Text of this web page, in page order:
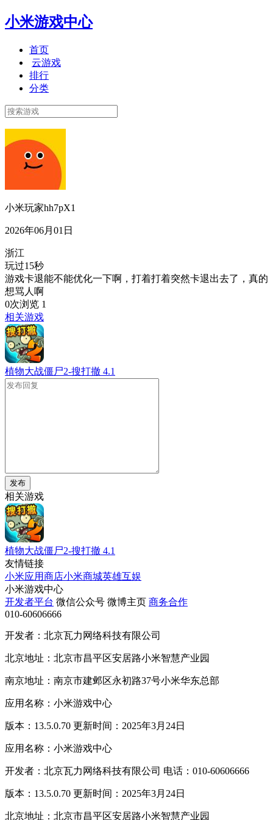
小米游戏中心
首页
云游戏
排行
分类
小米玩家hh7pX1
2026年06月01日
浙江
玩过15秒
游戏卡退能不能优化一下啊，打着打着突然卡退出去了，真的
想骂人啊
0次浏览 1
相关游戏
植物大战僵尸2-搜打撤 4.1
发布
相关游戏
植物大战僵尸2-搜打撤 4.1
友情链接
小米应用商店小米商城英雄互娱
小米游戏中心
开发者平台 微信公众号 微博主页 商务合作
010-60606666
开发者：北京瓦力网络科技有限公司
北京地址：北京市昌平区安居路小米智慧产业园
南京地址：南京市建邺区永初路37号小米华东总部
应用名称：小米游戏中心
版本：13.5.0.70 更新时间：2025年3月24日
应用名称：小米游戏中心
开发者：北京瓦力网络科技有限公司 电话：010-60606666
版本：13.5.0.70 更新时间：2025年3月24日
北京地址：北京市昌平区安居路小米智慧产业园